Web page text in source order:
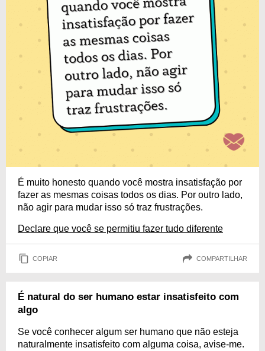
É muito honesto quando você mostra insatisfação por
fazer as mesmas coisas todos os dias. Por outro lado,
não agir para mudar isso só traz frustrações.
Declare que você se permitiu fazer tudo diferente
COPIAR COMPARTILHAR
É natural do ser humano estar insatisfeito com
algo
Se você conhecer algum ser humano que não esteja
naturalmente insatisfeito com alguma coisa, avise-me.